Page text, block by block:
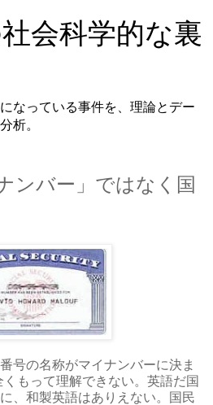
会科学的な裏
なっている事件を、理論とデー
析。
ンバー」ではなく国
号の名称がマイナンバーに決ま
くもって理解できない。英語だ国
、和製英語はありえない。国民